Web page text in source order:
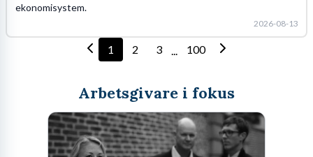
ekonomisystem.
2026-08-13
1 2 3 ... 100
Arbetsgivare i fokus